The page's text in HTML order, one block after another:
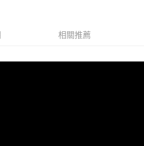
請瀏覽以下網址：
以上)免運費
相關推薦